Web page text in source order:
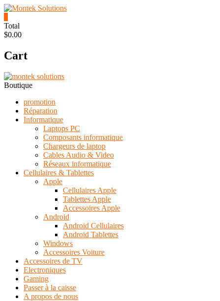
Skip
content
Montek
Solutions
Réparation
vente
|
Ordinateur,
cellulaire
électronique
Total
$0.00
Cart
Boutique
promotion
Réparation
Informatique
Laptops PC
Composants informatique
Chargeurs de laptop
Cables Audio & Video
Réseaux informatique
Cellulaires & Tablettes
Apple
Cellulaires Apple
Tablettes Apple
Accessoires Apple
Android
Android Cellulaires
Android Tablettes
Windows
Accessoires Voiture
Accessoires de TV
Electroniques
Gaming
Passer à la caisse
A propos de nous